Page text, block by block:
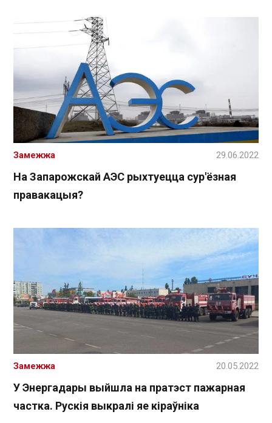
На Запарожскай АЭС рыхтуецца сур'ёзная
правакацыя?
Замежжа 29.06.2022
У Энергадары выйшла на пратэст пажарная
частка. Рускія выкралі яе кіраўніка
Замежжа 20.05.2022